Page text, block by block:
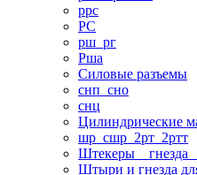
ррс
РС
рш_рг
Рша
Силовые разъемы
снп_сно
снц
Цилиндрические
шр_сшр_2рт_2ртт
Штекеры _ гнезда
Штыри и гнезда